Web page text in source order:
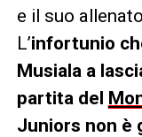
e il suo
L’infortunio
Musiala a
partita del
Juniors non è